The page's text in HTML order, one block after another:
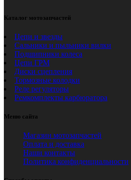
Каталог мотозапчастей
Цепи и звезды
Сальники и пыльники вилки
Подшипники колеса
Цепи ГРМ
Диски сцепления
Тормозные колодки
Реле регуляторы
Ремкомплекты карбюратора
Меню сайта
Магазин мотозапчастей
Оплата и доставка
Наши контакты
Политика конфиденциальности